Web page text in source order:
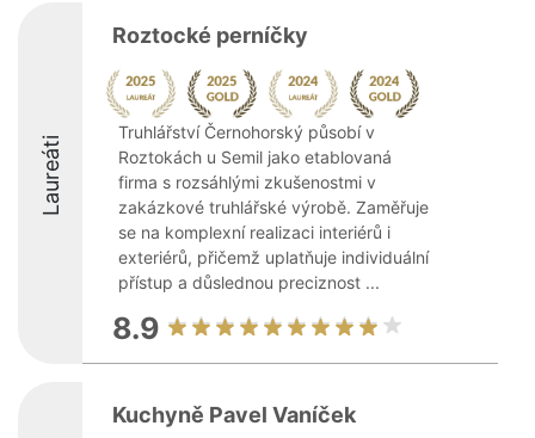
Laureáti
Roztocké perníčky
Truhlářství Černohorský působí v
Roztokách u Semil jako etablovaná
firma s rozsáhlými zkušenostmi v
zakázkové truhlářské výrobě. Zaměřuje
se na komplexní realizaci interiérů i
exteriérů, přičemž uplatňuje individuální
přístup a důslednou preciznost ...
8.9
Kuchyně Pavel Vaníček